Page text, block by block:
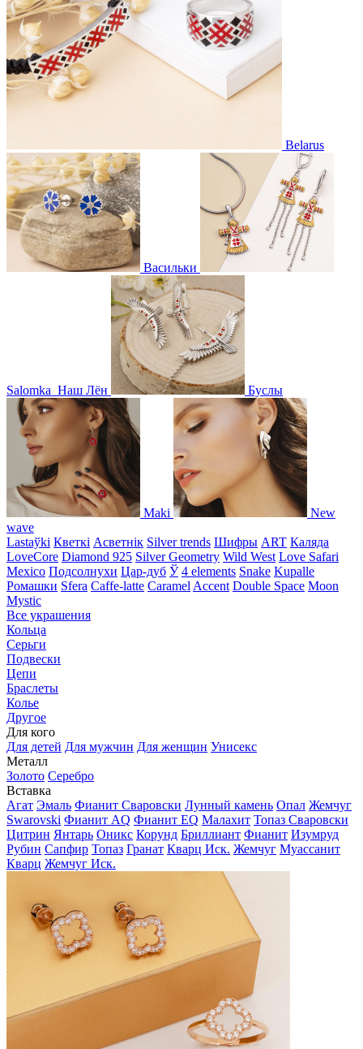
Belarus
Васильки
Salomka Наш Лён Буслы
Maki
New
wave
Lastaўki Кветкі Асветнiк Silver trends Шифры ART Каляда
LoveCore Diamond 925 Silver Geometry Wild West Love Safari
Mexico Подсолнухи Цар-дуб Ў 4 elements Snake Kupalle
Ромашки Sfera Caffe-latte Caramel Accent Double Space Moon
Mystic
Все украшения
Кольца
Серьги
Подвески
Цепи
Браслеты
Колье
Другое
Для кого
Для детей Для мужчин Для женщин Унисекс
Металл
Золото Серебро
Вставка
Агат Эмаль Фианит Сваровски Лунный камень Опал Жемчуг
Swarovski Фианит AQ Фианит EQ Малахит Топаз Сваровски
Цитрин Янтарь Оникс Корунд Бриллиант Фианит Изумруд
Рубин Сапфир Топаз Гранат Кварц Иск. Жемчуг Муассанит
Кварц Жемчуг Иск.